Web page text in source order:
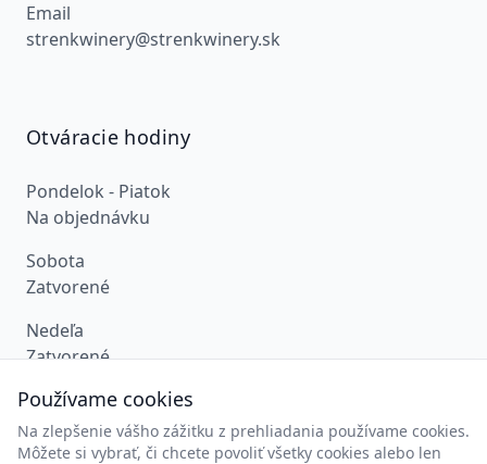
Email
strenkwinery@strenkwinery.sk
Otváracie hodiny
Pondelok - Piatok
Na objednávku
Sobota
Zatvorené
Nedeľa
Zatvorené
Používame cookies
Na zlepšenie vášho zážitku z prehliadania používame cookies.
Môžete si vybrať, či chcete povoliť všetky cookies alebo len